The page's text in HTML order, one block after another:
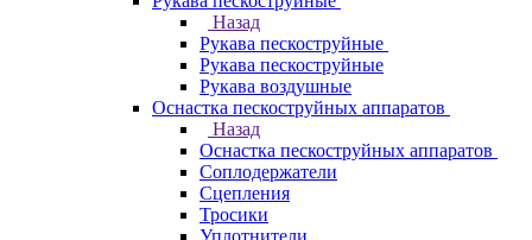
Назад
Рукава пескоструйные
Рукава пескоструйные
Рукава воздушные
Оснастка пескоструйных аппаратов
Назад
Оснастка пескоструйных аппаратов
Соплодержатели
Сцепления
Тросики
Уплотнители